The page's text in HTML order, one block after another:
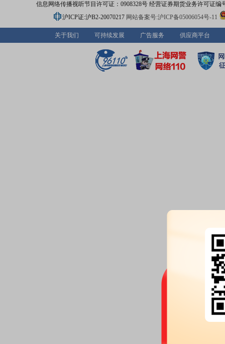
信息网络传播视听节目许可证：0908328号 经营证券期货业务许可证编
沪ICP证:沪B2-20070217 网站备案号:沪ICP备05006054号-11
关于我们 可持续发展 广告服务 供应商平台